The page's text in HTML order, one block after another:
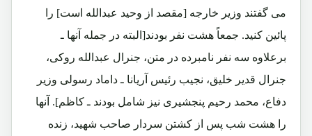
می گفتند وزیر خارجه [مقصد از وحید عبدالله است] را
پائین کنید. جمعاً هشت نفر بودند[البته در جمله آنها ـ
برعلاوه سه نفر نامبرده در متن، جنرال عبدالله روکی،
جنرال قدیر خلیق، نجیب رئیس آریانا ـ داماد رسولی وزیر
دفاع، محمد رحیم پنجشیری نیز شامل بودند ـ کاظم]. آنها
را هشت شب پس از کشتن سردار صاحب شهید، زنده